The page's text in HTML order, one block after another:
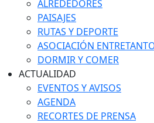
ALREDEDORES
PAISAJES
RUTAS Y DEPORTE
ASOCIACIÓN
DORMIR Y COMER
ACTUALIDAD
EVENTOS Y AVISOS
AGENDA
RECORTES DE PRENSA